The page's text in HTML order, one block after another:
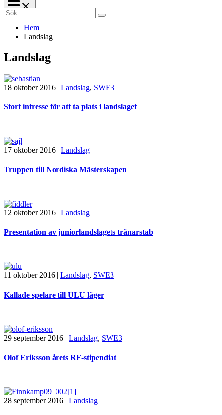
Search
for:
Hem
Landslag
Landslag
18 oktober 2016 | Landslag, SWE3
Stort intresse för att ta plats i landslaget
17 oktober 2016 | Landslag
Truppen till Nordiska Mästerskapen
12 oktober 2016 | Landslag
Presentation av juniorlandslagets tränarstab
11 oktober 2016 | Landslag, SWE3
Kallade spelare till ULU läger
29 september 2016 | Landslag, SWE3
Olof Eriksson årets RF-stipendiat
28 september 2016 Landslag